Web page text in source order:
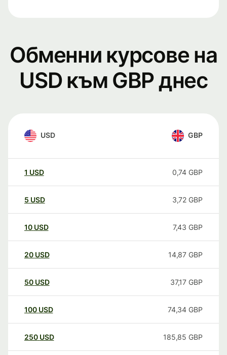
Обменни курсове на
USD към GBP днес
USD GBP
1 USD 0,74 GBP
5 USD 3,72 GBP
10 USD 7,43 GBP
20 USD 14,87 GBP
50 USD 37,17 GBP
100 USD 74,34 GBP
250 USD 185,85 GBP